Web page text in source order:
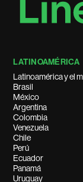
LATINOAMÉRICA
Latinoamérica y el
Brasil
México
Argentina
Colombia
Venezuela
Chile
Perú
Ecuador
Panamá
Uruguay